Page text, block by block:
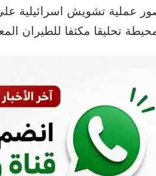
تحليقا مكثفا للطيران